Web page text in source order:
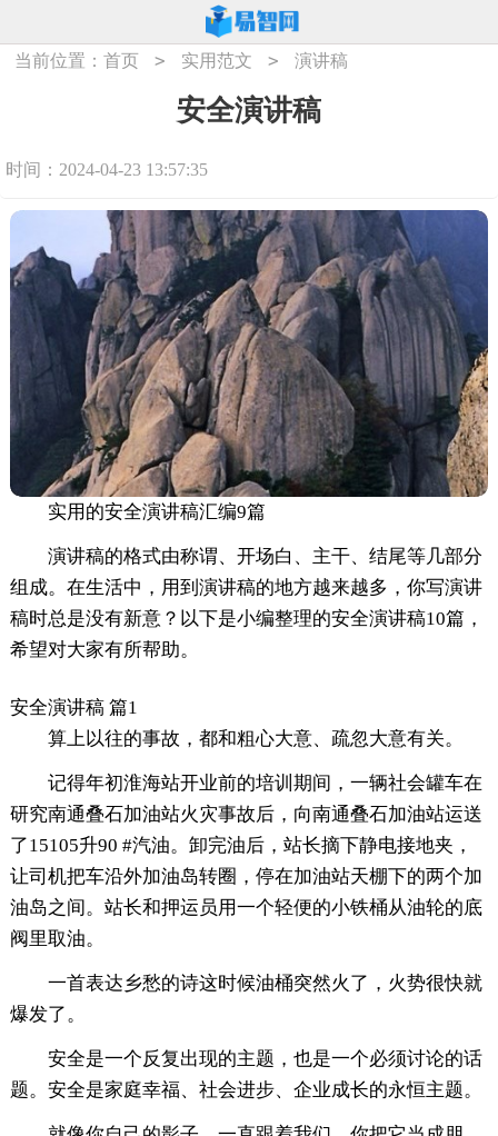
当前位置：首页 > 实用范文 > 演讲稿
安全演讲稿
时间：2024-04-23 13:57:35
实用的安全演讲稿汇编9篇
演讲稿的格式由称谓、开场白、主干、结尾等几部分
组成。在生活中，用到演讲稿的地方越来越多，你写演讲
稿时总是没有新意？以下是小编整理的安全演讲稿10篇，
希望对大家有所帮助。
安全演讲稿 篇1
算上以往的事故，都和粗心大意、疏忽大意有关。
记得年初淮海站开业前的培训期间，一辆社会罐车在
研究南通叠石加油站火灾事故后，向南通叠石加油站运送
了15105升90 #汽油。卸完油后，站长摘下静电接地夹，
让司机把车沿外加油岛转圈，停在加油站天棚下的两个加
油岛之间。站长和押运员用一个轻便的小铁桶从油轮的底
阀里取油。
一首表达乡愁的诗这时候油桶突然火了，火势很快就
爆发了。
安全是一个反复出现的主题，也是一个必须讨论的话
题。安全是家庭幸福、社会进步、企业成长的永恒主题。